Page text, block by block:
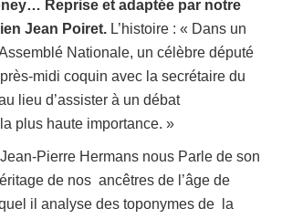
Reprise et adaptée par notre
Jean Poiret. L’histoire : « Dans un
Nationale, un célèbre député
midi coquin avec la secrétaire du
lieu d’assister à un débat
plus haute importance. »
Pierre Hermans nous Parle de son
de nos ancêtres de l’âge de
il analyse des toponymes de la